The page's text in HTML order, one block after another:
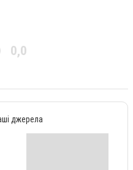
0,0
джерела